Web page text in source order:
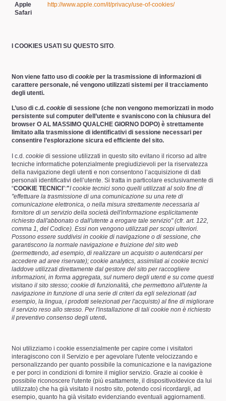
Apple
Safari
http://www.apple.com/it/privacy/use-of-cookies/
I COOKIES USATI SU QUESTO SITO.
Non viene fatto uso di cookie per la trasmissione di informazioni di
carattere personale, né vengono utilizzati sistemi per il tracciamento
degli utenti.
L’uso di c.d. cookie di sessione (che non vengono memorizzati in modo
persistente sul computer dell’utente e svaniscono con la chiusura del
browser O AL MASSIMO QUALCHE GIORNO DOPO) è strettamente
limitato alla trasmissione di identificativi di sessione necessari per
consentire l’esplorazione sicura ed efficiente del sito.
I c.d. cookie di sessione utilizzati in questo sito evitano il ricorso ad altre
tecniche informatiche potenzialmente pregiudizievoli per la riservatezza
della navigazione degli utenti e non consentono l’acquisizione di dati
personali identificativi dell’utente. Si tratta in particolare esclusivamente di
“COOKIE TECNICI”:"I cookie tecnici sono quelli utilizzati al solo fine di
"effettuare la trasmissione di una comunicazione su una rete di
comunicazione elettronica, o nella misura strettamente necessaria al
fornitore di un servizio della società dell'informazione esplicitamente
richiesto dall'abbonato o dall'utente a erogare tale servizio" (cfr. art. 122,
comma 1, del Codice). Essi non vengono utilizzati per scopi ulteriori.
Possono essere suddivisi in cookie di navigazione o di sessione, che
garantiscono la normale navigazione e fruizione del sito web
(permettendo, ad esempio, di realizzare un acquisto o autenticarsi per
accedere ad aree riservate); cookie analytics, assimilati ai cookie tecnici
laddove utilizzati direttamente dal gestore del sito per raccogliere
informazioni, in forma aggregata, sul numero degli utenti e su come questi
visitano il sito stesso; cookie di funzionalità, che permettono all'utente la
navigazione in funzione di una serie di criteri da egli selezionati (ad
esempio, la lingua, i prodotti selezionati per l'acquisto) al fine di migliorare
il servizio reso allo stesso. Per l'installazione di tali cookie non è richiesto
il preventivo consenso degli utenti.
Noi utilizziamo i cookie essenzialmente per capire come i visitatori
interagiscono con il Servizio e per agevolare l'utente velocizzando e
personalizzando per quanto possibile la comunicazione e la navigazione
e per porci in condizioni di fornire il miglior servizio. Grazie ai cookie è
possibile riconoscere l'utente (più esattamente, il dispositivo/device da lui
utilizzato) che ha già visitato il nostro sito, potendo così ricordargli, ad
esempio, quanto ha già visitato evidenziando eventuali aggiornamenti.